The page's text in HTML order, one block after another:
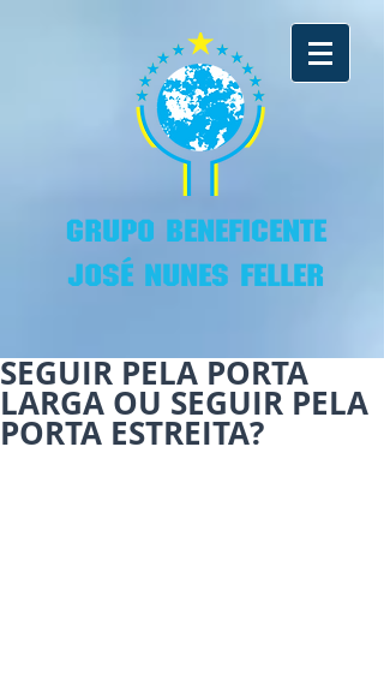
GRUPO BENEFICENTE
JOSÉ NUNES FELLER
SEGUIR PELA PORTA
LARGA OU SEGUIR PELA
PORTA ESTREITA?